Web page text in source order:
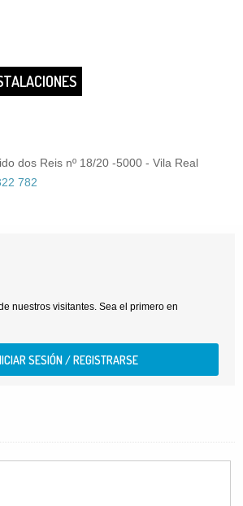
dos Reis nº 18/20 -5000 - Vila Real
782
nuestros visitantes. Sea el primero en